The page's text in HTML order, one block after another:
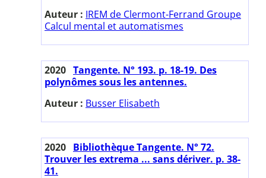
Auteur : IREM de Clermont-Ferrand Groupe
Calcul mental et automatismes
2020 Tangente. N° 193. p. 18-19. Des
polynômes sous les antennes.
Auteur : Busser Elisabeth
2020 Bibliothèque Tangente. N° 72.
Trouver les extrema ... sans dériver. p. 38-
41.